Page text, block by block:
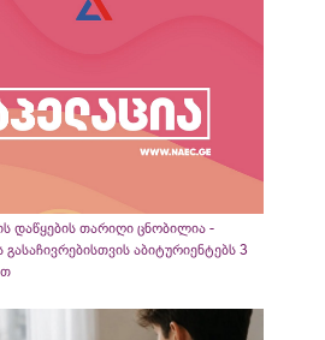
დაწყების თარიღი ცნობილია -
გასაჩივრებისთვის აბიტურიენტებს 3